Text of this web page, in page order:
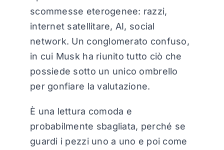
scommesse eterogenee: razzi,
internet satellitare, AI, social
network. Un conglomerato confuso,
in cui Musk ha riunito tutto ciò che
possiede sotto un unico ombrello
per gonfiare la valutazione.
È una lettura comoda e
probabilmente sbagliata, perché se
guardi i pezzi uno a uno e poi come